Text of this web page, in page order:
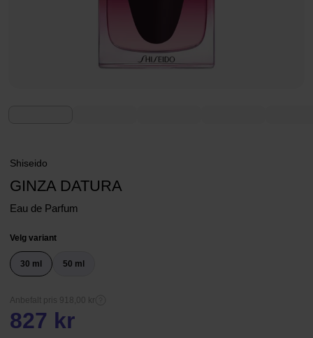
Shiseido
GINZA DATURA
Eau de Parfum
Velg variant
30 ml 50 ml
Anbefalt pris 918,00 kr
827 kr